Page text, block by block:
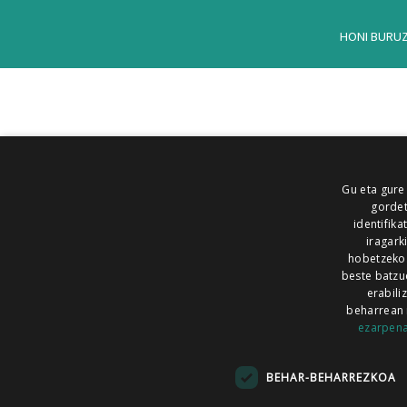
HONI BURUZ
ALEA
MAILOPE NOAUA
Gu eta
hobetzeko.
beste
beharrean
BEHAR-BEHARREZKOA